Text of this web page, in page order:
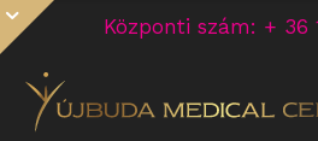
Központi szám: +